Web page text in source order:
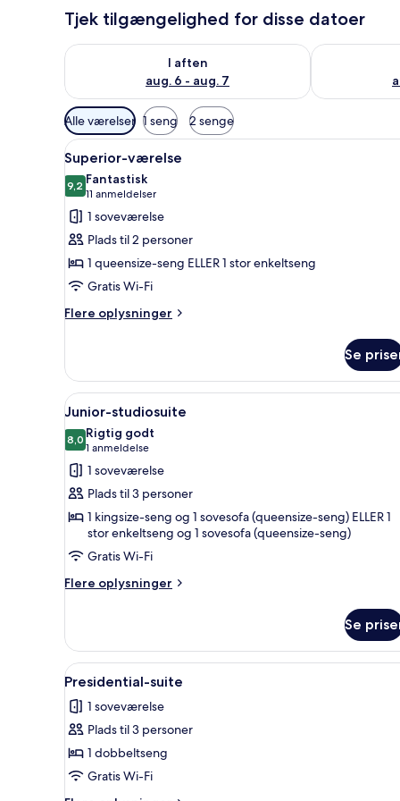
Tjek tilgængelighed for disse datoer
I aften
aug. 6 - aug. 7
Tjek tilgængelighed for i aften aug. 6 - aug. 7
Tjek
Tilgængelige
filtre
for
værelser
Alle værelser 1 seng 2 senge
Indlæs
alle
billeder
af
Superior-
værelse
Et moderne hotelværelse
4
Superior-værelse
9,29,2 ud af 10
Fantastisk
11 anmeldelser
(11
anmeldelser)
1 soveværelse
Plads til 2 personer
1 queensize-seng ELLER 1 stor enkeltseng
Gratis Wi-Fi
Flere oplysninger
Flere
værelse
Se
Indlæs
alle
billeder
af
Junior-
studiosuite
En rummelig opholdsstue
4
Junior-studiosuite
8,08,0 ud af 10
Rigtig godt
1 anmeldelse
(1
anmeldelse)
1 soveværelse
Plads til 3 personer
1 kingsize-seng og 1 sovesofa (queensize-seng) ELLER 1
stor enkeltseng og 1 sovesofa (queensize-seng)
Gratis Wi-Fi
Flere oplysninger
Flere
studiosuite
Se
Indlæs
alle
billeder
af
Presidential-
suite
Et moderne soveværelse
7
Presidential-suite
1 soveværelse
Plads til 3 personer
1 dobbeltseng
Gratis Wi-Fi